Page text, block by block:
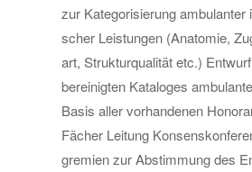
zur Ka­te­go­ri­sie­rung
scher Leis­tun­gen (Ana­to­mie,
art, Struk­tur­qua­li­tät etc.)
ber­ei­nig­ten Ka­ta­lo­ges
Basis aller vor­han­de­nen
Fä­cher Lei­tung
gre­mi­en zur Ab­stim­mung des